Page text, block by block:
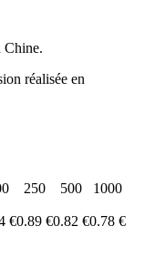
Chine.
réalisée en
250 500
1000
€0.89 €0.82 €0.78 €